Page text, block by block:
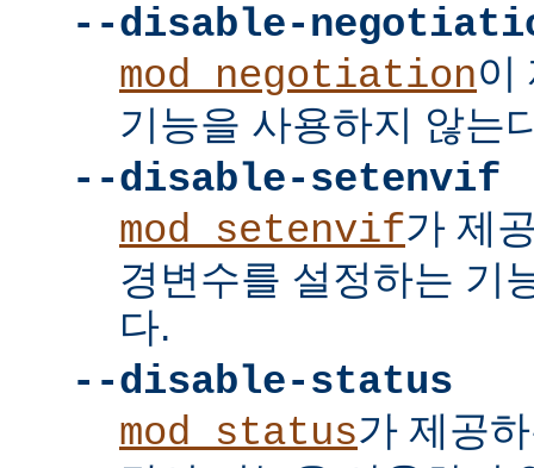
--disable-
mod_negotiation이
기능을 사용하지 않는
--disable-setenvif
mod_setenvif가 제
경변수를 설정하는 기
다.
--disable-status
mod_status가 제공